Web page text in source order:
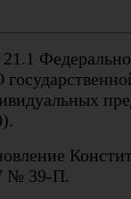
21.1
№ 39-П.